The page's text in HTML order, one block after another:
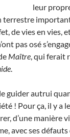
leur
de vies en vies,
pas osé
Maître, qui ferait
.
guider autrui
! Pour ça, il y a
d’une manière
avec ses